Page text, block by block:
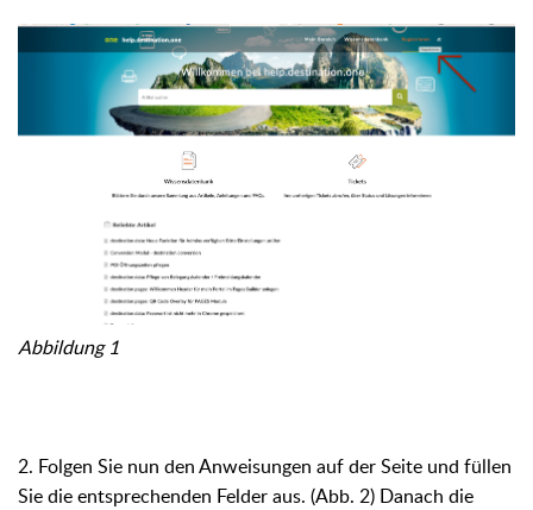
Abbildung 1
2. Folgen Sie nun den Anweisungen auf der Seite und füllen
Sie die entsprechenden Felder aus. (Abb. 2) Danach die